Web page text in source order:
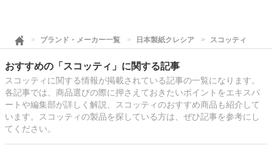
ブランド・メーカー一覧 日本製紙クレシア スコッティ
おすすめの「スコッティ」に関する記事
スコッティに関する情報が掲載されている記事の一覧になります。
各記事では、商品選びの際に押さえておきたいポイントをエキスパ
ートや編集部が詳しく解説、スコッティのおすすめ商品も紹介して
います。スコッティの製品を探している方は、ぜひ記事を参考にし
てください。